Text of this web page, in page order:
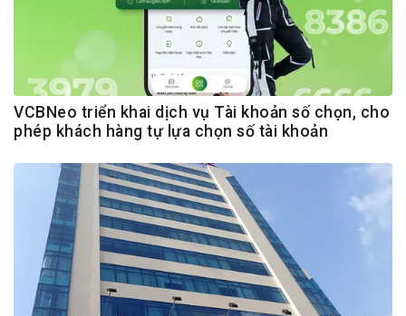
VCBNeo triển khai dịch vụ Tài khoản số chọn, cho
phép khách hàng tự lựa chọn số tài khoản